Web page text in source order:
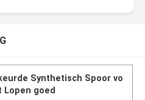
Synthetisch Spoor vo
Lopen goed